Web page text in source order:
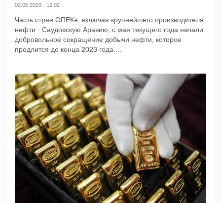
02.05.2023 - 12:02
Часть стран ОПЕК+, включая крупнейшего производителя
нефти - Саудовскую Аравию, с мая текущего года начали
добровольное сокращение добычи нефти, которое
продлится до конца 2023 года....